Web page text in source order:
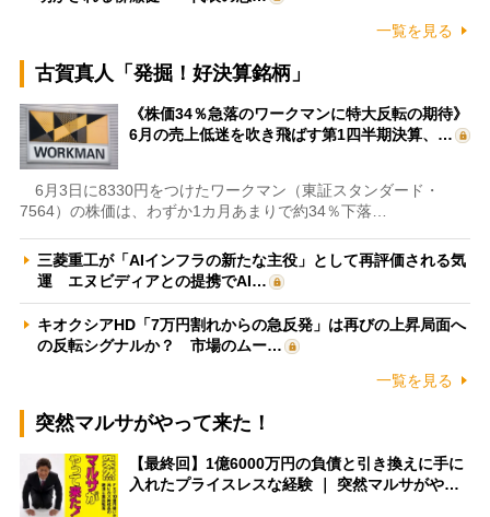
一覧を見る
古賀真人「発掘！好決算銘柄」
《株価34％急落のワークマンに特大反転の期待》
6月の売上低迷を吹き飛ばす第1四半期決算、…
6月3日に8330円をつけたワークマン（東証スタンダード・
7564）の株価は、わずか1カ月あまりで約34％下落…
三菱重工が「AIインフラの新たな主役」として再評価される気
運 エヌビディアとの提携でAI…
キオクシアHD「7万円割れからの急反発」は再びの上昇局面へ
の反転シグナルか？ 市場のムー…
一覧を見る
突然マルサがやって来た！
【最終回】1億6000万円の負債と引き換えに手に
入れたプライスレスな経験 ｜ 突然マルサがや…